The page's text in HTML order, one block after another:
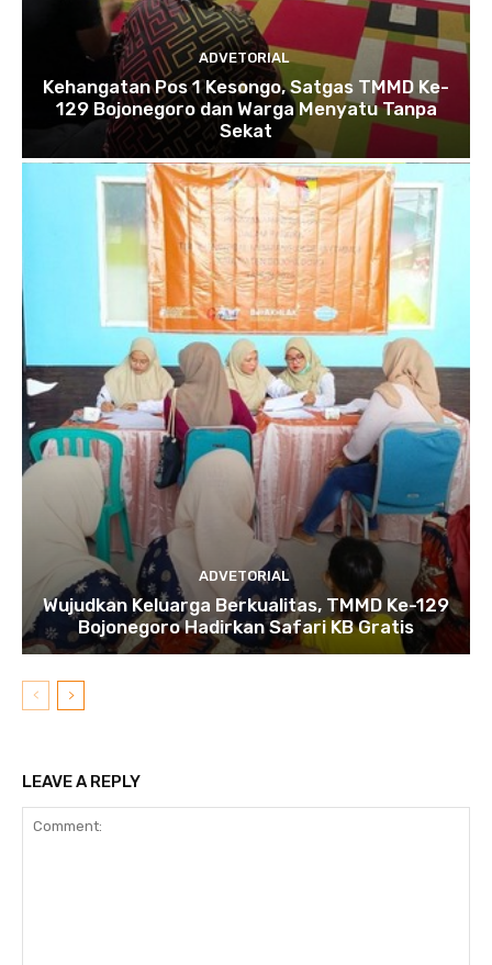
ADVETORIAL
Kehangatan Pos 1 Kesongo, Satgas TMMD Ke-
129 Bojonegoro dan Warga Menyatu Tanpa
Sekat
ADVETORIAL
Wujudkan Keluarga Berkualitas, TMMD Ke-129
Bojonegoro Hadirkan Safari KB Gratis
LEAVE A REPLY